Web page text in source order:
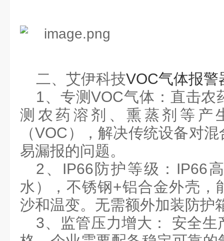
二、 艾伊科技VOC气体报警
1、专测VOC气体：直击农
测农药溶剂、熏蒸剂等产
（VOC），解决传统设备对
易漏报的问题。
2 、 IP66 防护等级： IP66
水），不锈钢+铝合金外壳，
沙和温变。 无需额外加装防护
3、 监管压力增大：
安全生